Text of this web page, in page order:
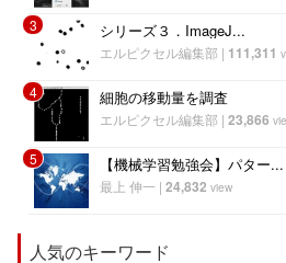
3 シリーズ３．ImageJ...
エルピクセル編集部 | 111,311
4 細胞の移動量を調査
エルピクセル編集部 | 23,866
5 【機械学習勉強会】パター...
最上 伸一 | 24,832 view
人気のキーワード